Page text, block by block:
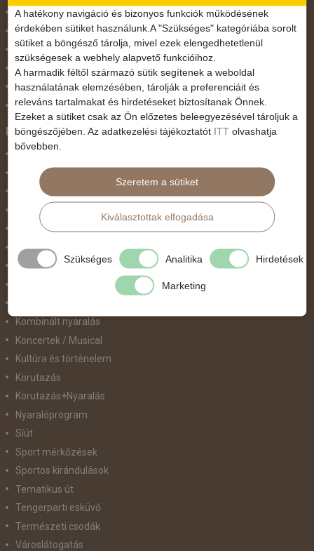
November 1.
Október 23.
Pünkösdi utazás
Szilveszter
Tavaszi szünet
Valentin nap
Programtípus
Belépőjegy
Egyéni út
Egzotikus út
Fesztiválok
Golfút
Gyalogtúra
Kombinált nyaralás
Koncertek / Musical
Kultúra és történelem
Körutazás
Körutazás+Nyaralás
Nyaralóprogram
Síút
Sport mérkőzések
Sportos kirándulások
Tematikus út
Tengerparti esküvő
Természeti csodák
Városlátogatás
A hatékony navigáció és bizonyos funkciók működésének
érdekében sütiket használunk.A "Szükséges" kategóriába sorolt
sütiket a böngésző tárolja, mivel ezek elengedhetetlenül
szükségesek a webhely alapvető funkcióihoz.
A harmadik féltől származó sütik segítenek a weboldal
használatának elemzésében, tárolják a preferenciáit és
releváns tartalmakat és hirdetéseket biztosítanak Önnek.
Ezeket a sütiket csak az Ön előzetes beleegyezésével tároljuk a
böngészőjében. Az adatkezelési tájékoztatót ITT olvashatja
bővebben.
Szeretem a sütiket
Kiválasztottak elfogadása
Szükséges Analitika Hirdetések
Marketing